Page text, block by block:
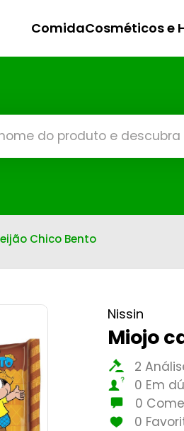
ComidaCosméticos e
Chico Bento
Nissin
Miojo
2
0 Em
0
0